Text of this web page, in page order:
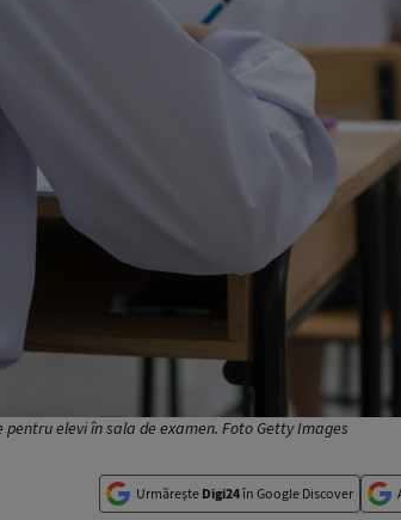
pentru elevi în sala de examen. Foto Getty Images
Urmărește Digi24în Google Discover